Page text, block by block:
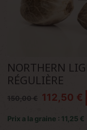
NORTHERN
RÉGULIÈRE
150,00 € 112,50 €
Prix a la graine : 11,25 €